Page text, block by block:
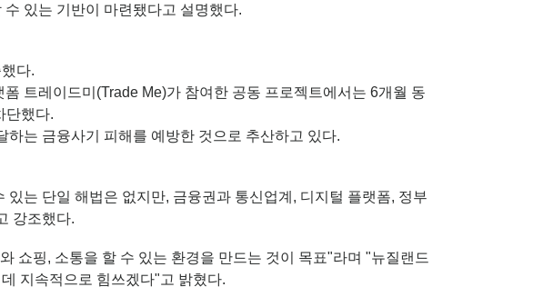
있는 기반이 마련됐다고 설명했다.
다.
트레이드미(Trade Me)가 참여한 공동 프로젝트에서는 6개월 동
단했다.
는 금융사기 피해를 예방한 것으로 추산하고 있다.
있는 단일 해법은 없지만, 금융권과 통신업계, 디지털 플랫폼, 정부
강조했다.
쇼핑, 소통을 할 수 있는 환경을 만드는 것이 목표"라며 "뉴질랜드
지속적으로 힘쓰겠다"고 밝혔다.